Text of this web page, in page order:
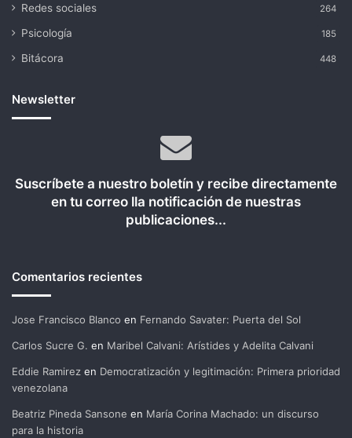
Redes sociales 264
Psicología 185
Bitácora 448
Newsletter
Suscríbete a nuestro boletín y recibe directamente
en tu correo lla notificación de nuestras
publicaciones...
Comentarios recientes
Jose Francisco Blanco en Fernando Savater: Puerta del Sol
Carlos Sucre G. en Maribel Calvani: Arístides y Adelita Calvani
Eddie Ramirez en Democratización y legitimación: Primera prioridad
venezolana
Beatriz Pineda Sansone en María Corina Machado: un discurso
para la historia